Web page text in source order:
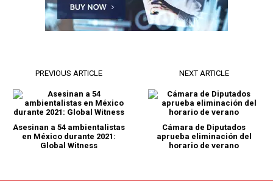
PREVIOUS ARTICLE
Asesinan a 54 ambientalistas
en México durante 2021:
Global Witness
NEXT ARTICLE
Cámara de Diputados
aprueba eliminación del
horario de verano